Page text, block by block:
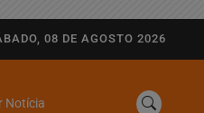
08 DE AGOSTO 2026